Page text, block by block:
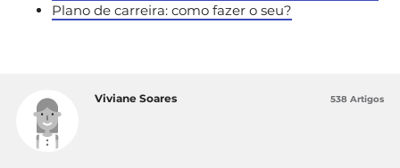
Plano de carreira: como fazer o seu?
Viviane Soares 538 Artigos